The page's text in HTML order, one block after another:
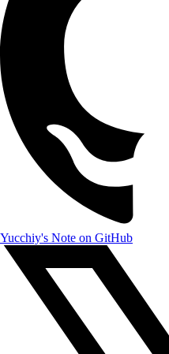
Yucchiy's Note on GitHub